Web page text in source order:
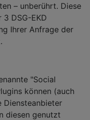
– unberührt. Diese
DSG-EKD
Ihrer Anfrage der
"Social
können (auch
Diensteanbieter
diesen genutzt